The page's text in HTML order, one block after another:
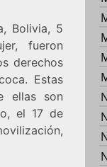
Bolivia, 5
fueron
derechos
Estas
ellas son
el 17 de